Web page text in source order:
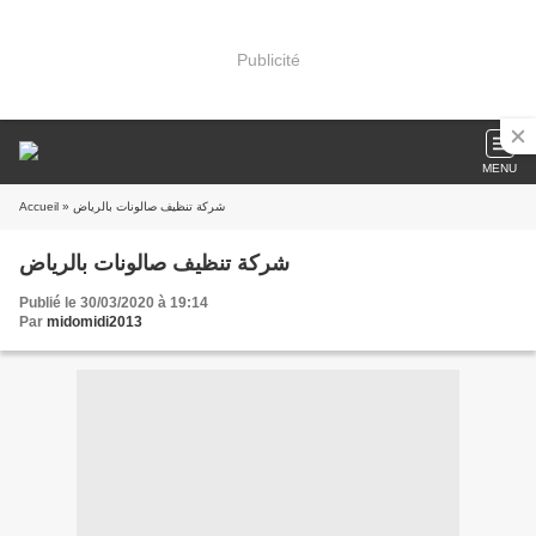
Publicité
MENU
Accueil » شركة تنظيف صالونات بالرياض
شركة تنظيف صالونات بالرياض
Publié le 30/03/2020 à 19:14
Par midomidi2013